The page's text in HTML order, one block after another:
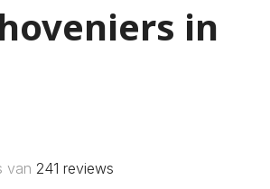
in
van 241 reviews